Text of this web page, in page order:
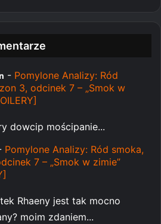
- Pomylone Analizy: Ród
3, odcinek 7 – „Smok w
dowcip mościpanie...
Pomylone Analizy: Ród smoka,
7 – „Smok w zimie”
Rhaeny jest tak mocno
moim zdaniem...